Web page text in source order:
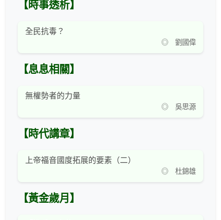
【時事透析】
全民抗毒？
◎ 劉國偉
【息息相關】
無權勢者的力量
◎ 吳思源
【時代講章】
上帝福音國度拓展的要素（二）
◎ 杜錦雄
【黃金歲月】